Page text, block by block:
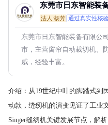
东莞市日东智能装
法人:杨芳 通过真实性核
东莞市日东智能装备有限公
市，主营窗帘自动裁切机、
威，经验丰富。
介绍： 从19世纪中叶的脚踏式到
动款，缝纫机的演变见证了工业
Singer缝纫机关键发展节点，解